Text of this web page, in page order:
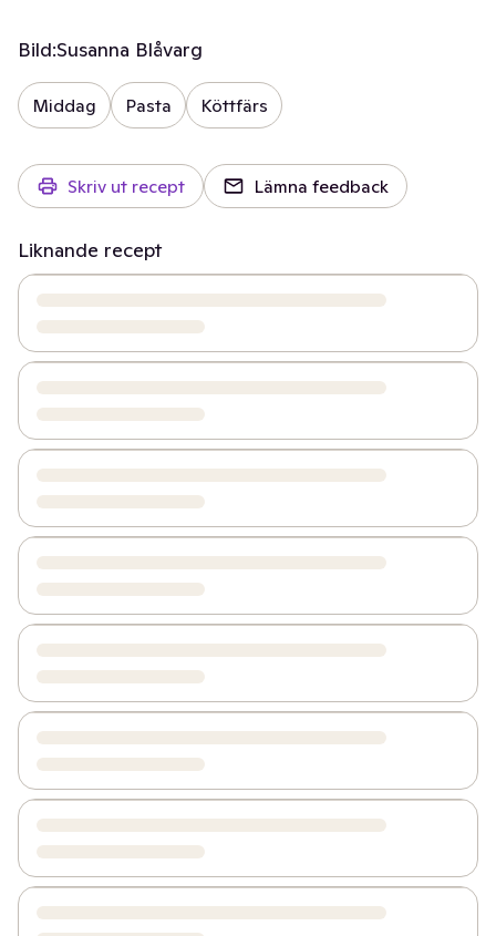
Bild:Susanna Blåvarg
Middag Pasta Köttfärs
Skriv ut recept Lämna feedback
Liknande recept